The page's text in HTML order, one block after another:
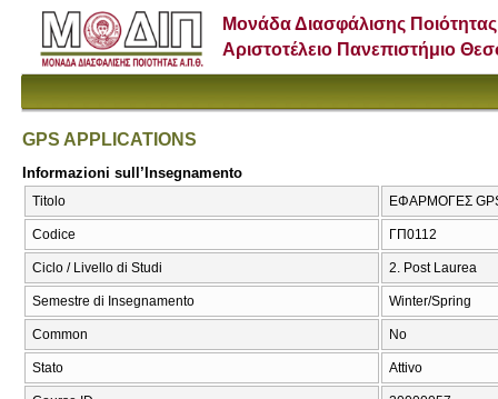
Μονάδα Διασφάλισης Ποιότητας
Αριστοτέλειο Πανεπιστήμιο
GPS APPLICATIONS
Informazioni sull’Insegnamento
Titolo ΕΦΑΡΜΟΓΕΣ
Codice ΓΠ0112
Ciclo / Livello di Studi 2. Post Laurea
Semestre di Insegnamento Winter/Spring
Common No
Stato Attivo